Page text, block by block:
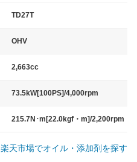
TD27T
OHV
2,663cc
73.5kW[100PS]/4,000rpm
215.7N･m[22.0kgf・m]/2,200rpm
楽天市場でオイル・添加剤を探す